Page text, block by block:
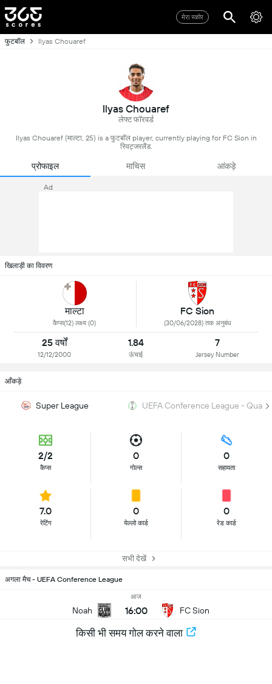
मेरा स्कोर
फुटबॉल Ilyas Chouaref
Ilyas Chouaref
लेफ्ट फॉरवर्ड
Ilyas Chouaref (माल्टा, 25) is a फुटबॉल player, currently playing for FC Sion in
स्विट्जरलैंड.
प्रोफाइल माचिस आंकड़े
Ad
खिलाड़ी का विवरण
माल्टा
कैप्स(12) लक्ष्य (0)
FC Sion
(30/06/2028) तक अनुबंध
25 वर्षों
12/12/2000
1.84
ऊंचाई
7
Jersey Number
आँकड़े
Super League UEFA Conference League -
2/2
कैप्स
0
गोल्स
0
सहायता
7.0
रेटिंग
0
येल्लो कार्ड
0
रेड कार्ड
सभी देखें
अगला मैच - UEFA Conference League
Noah
आज
16:00 FC Sion
किसी भी समय गोल करने वाला